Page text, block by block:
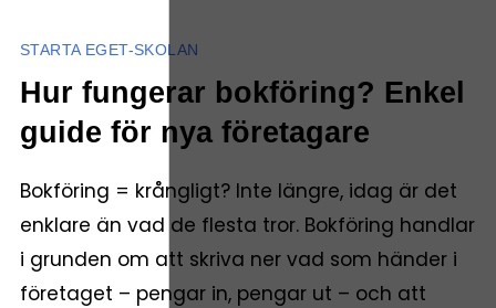
STARTA EGET-SKOLAN
Hur fungerar bokföring? Enkel
guide för nya företagare
Bokföring = krångligt? Inte längre, idag är det
enklare än vad de flesta tror. Bokföring handlar
i grunden om att skriva ner vad som händer i
företaget – pengar in, pengar ut – och att